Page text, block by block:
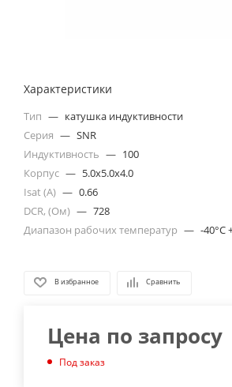
Характеристики
Тип — катушка индуктивности
Серия — SNR
Индуктивность — 100
Корпус — 5.0x5.0x4.0
Isat (A) — 0.66
DCR, (Ом) — 728
Диапазон рабочих температур — -40°C
В избранное Сравнить
Цена по запросу
Под заказ